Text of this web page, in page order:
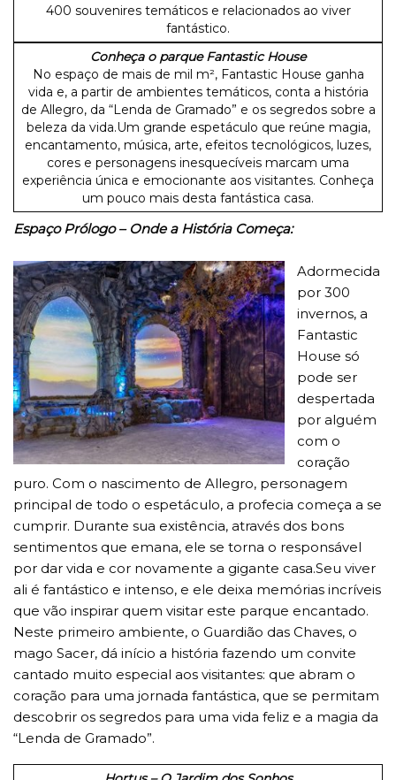
400 souvenires temáticos e relacionados ao viver
fantástico.
Conheça o parque Fantastic House
No espaço de mais de mil m², Fantastic House ganha
vida e, a partir de ambientes temáticos, conta a história
de Allegro, da “Lenda de Gramado” e os segredos sobre a
beleza da vida.Um grande espetáculo que reúne magia,
encantamento, música, arte, efeitos tecnológicos, luzes,
cores e personagens inesquecíveis marcam uma
experiência única e emocionante aos visitantes. Conheça
um pouco mais desta fantástica casa.
Espaço Prólogo – Onde a História Começa:
Adormecida
por 300
invernos, a
Fantastic
House só
pode ser
despertada
por alguém
com o
coração
puro. Com o nascimento de Allegro, personagem
principal de todo o espetáculo, a profecia começa a se
cumprir. Durante sua existência, através dos bons
sentimentos que emana, ele se torna o responsável
por dar vida e cor novamente a gigante casa.Seu viver
ali é fantástico e intenso, e ele deixa memórias incríveis
que vão inspirar quem visitar este parque encantado.
Neste primeiro ambiente, o Guardião das Chaves, o
mago Sacer, dá início a história fazendo um convite
cantado muito especial aos visitantes: que abram o
coração para uma jornada fantástica, que se permitam
descobrir os segredos para uma vida feliz e a magia da
“Lenda de Gramado”.